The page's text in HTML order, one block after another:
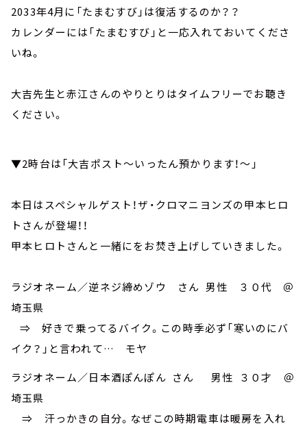
2033年4月に「たまむすび」は復活するのか？？
カレンダーには「たまむすび」と一応入れておいてくださ
いね。
大吉先生と赤江さんのやりとりはタイムフリーでお聴き
ください。
▼2時台は「大吉ポスト～いったん預かります！～」
本日はスペシャルゲスト！ザ・クロマニヨンズの甲本ヒロ
トさんが登場！！
甲本ヒロトさんと一緒にをお焚き上げしていきました。
ラジオネーム／逆ネジ締めゾウ さん 男性 ３０代 ＠
埼玉県
⇒ 好きで乗ってるバイク。この時季必ず「寒いのにバ
イク？」と言われて… モヤ
ラジオネーム／日本酒ぽんぽん さん 男性 ３０才 ＠
埼玉県
⇒ 汗っかきの自分。なぜこの時期電車は暖房を入れ